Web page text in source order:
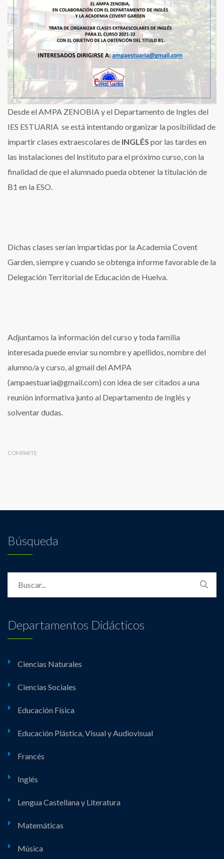
de
inglés
Desde el AMPA ZENOBIA y el Departamento de Ingles del
IES ESTUARIA se está intentando organizar la posibilidad de
impartir clases extraescolares de INGLÉS por las tardes en
las instalaciones del instituto para el próximo curso, con la
finalidad de que el alumnado pueda obtener la titulación de
B1 en la ESO.
Dichas clases serían impartidas por la Academia Covent
Garden, siempre y cuando se obtenga informe favorable de la
Delegación Territorial de Educación de Huelva.
Adjuntamos la información del curso y toda familia
interesada puede enviar su nombre y apellidos, nombre del
alumno/a y curso, al gmail del AMPA
(ampaestuaria@gmail.com) con idea de ser citados a una
reunión informativa junto al Departamento de Inglés y
solventar dudas.
COMPARTE
Búsqueda
Departamentos Didácticos
Ciencias Naturales
Ciencias Sociales
Educación Física
Educación Plástica, Visual y Audiovisual
Francés
Inglés
Lengua Castellana y Literatura
Matemáticas
Música